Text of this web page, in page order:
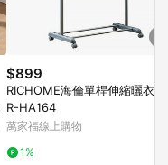
$899
RICHOME海倫單桿伸縮曬衣架I-
R-HA164
萬家福線上購物
1%